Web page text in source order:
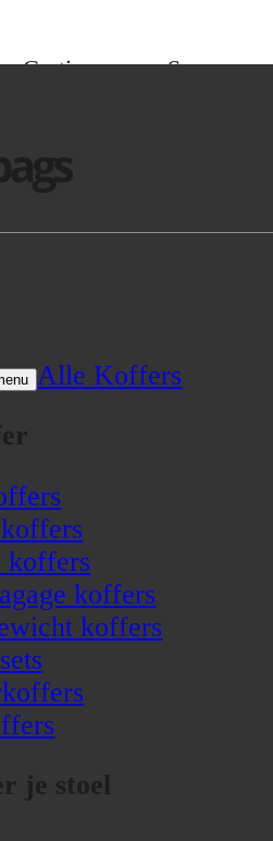
Gratis
Spaar
Alle Koffers
koffers
koffers
koffers
je stoel